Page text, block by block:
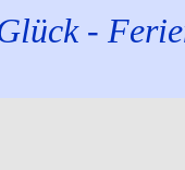
-